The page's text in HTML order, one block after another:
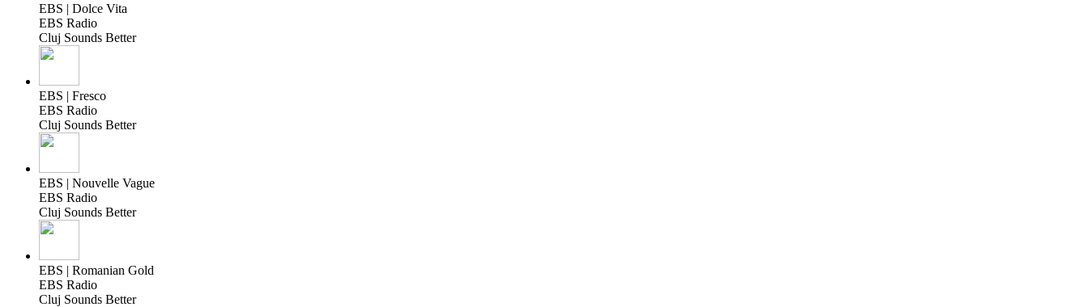
EBS | Dolce Vita
EBS Radio
Cluj Sounds Better
EBS | Fresco
EBS Radio
Cluj Sounds Better
EBS | Nouvelle Vague
EBS Radio
Cluj Sounds Better
EBS | Romanian Gold
EBS Radio
Cluj Sounds Better